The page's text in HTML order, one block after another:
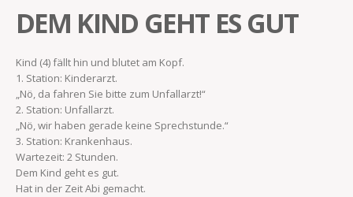
DEM KIND GEHT ES GUT
Kind (4) fällt hin und blutet am Kopf.
1. Station: Kinderarzt.
„Nö, da fahren Sie bitte zum Unfallarzt!“
2. Station: Unfallarzt.
„Nö, wir haben gerade keine Sprechstunde.“
3. Station: Krankenhaus.
Wartezeit: 2 Stunden.
Dem Kind geht es gut.
Hat in der Zeit Abi gemacht.